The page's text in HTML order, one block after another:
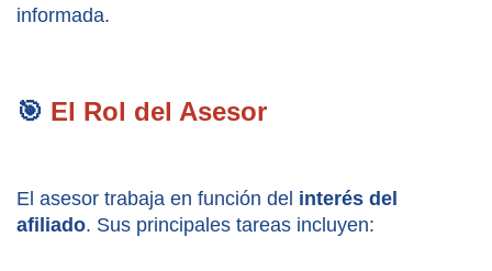
informada.
🎯 El Rol del Asesor
El asesor trabaja en función del interés del
afiliado. Sus principales tareas incluyen: